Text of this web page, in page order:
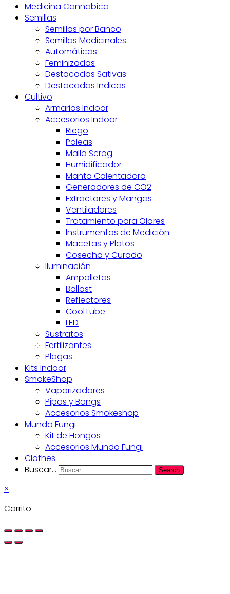
Medicina Cannabica
Semillas
Semillas por Banco
Semillas Medicinales
Automáticas
Feminizadas
Destacadas Sativas
Destacadas Indicas
Cultivo
Armarios Indoor
Accesorios Indoor
Riego
Poleas
Malla Scrog
Humidificador
Manta Calentadora
Generadores de CO2
Extractores y Mangas
Ventiladores
Tratamiento para Olores
Instrumentos de Medición
Macetas y Platos
Cosecha y Curado
Iluminación
Ampolletas
Ballast
Reflectores
CoolTube
LED
Sustratos
Fertilizantes
Plagas
Kits Indoor
SmokeShop
Vaporizadores
Pipas y Bongs
Accesorios Smokeshop
Mundo Fungi
Kit de Hongos
Accesorios Mundo Fungi
Clothes
Buscar...
Search
×
Carrito